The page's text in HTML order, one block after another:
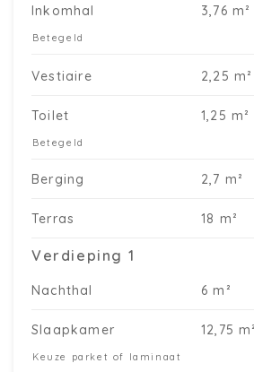
Inkomhal 3,76 m²
Betegeld
Vestiaire 2,25 m²
Toilet 1,25 m²
Betegeld
Berging 2,7 m²
Terras 18 m²
Verdieping 1
Nachthal 6 m²
Slaapkamer 12,75 m²
Keuze parket of laminaat